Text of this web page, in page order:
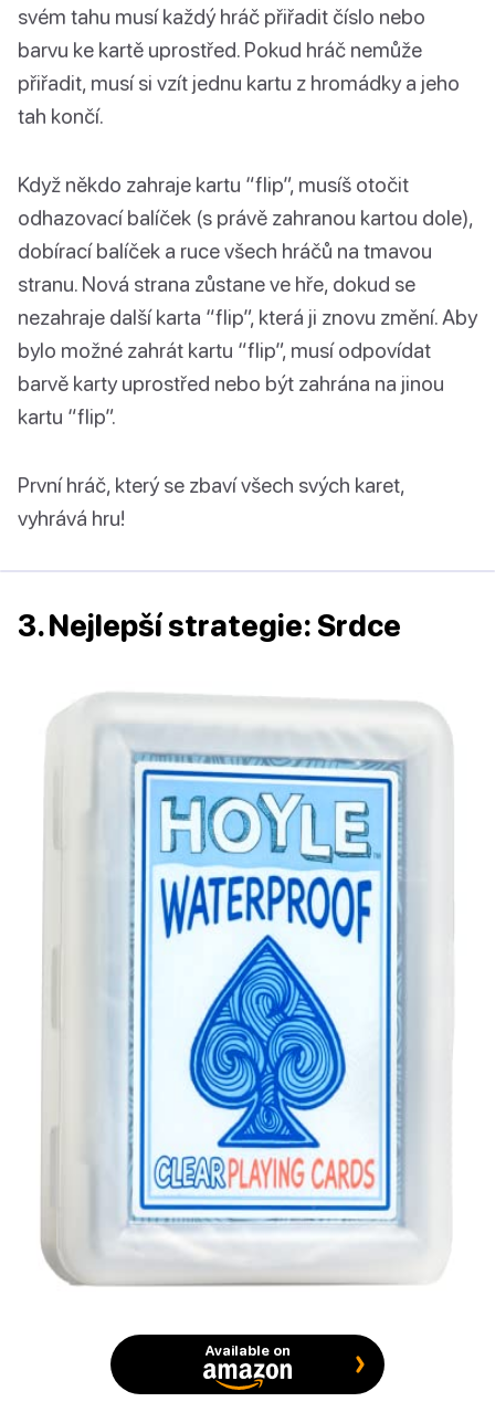
svém tahu musí každý hráč přiřadit číslo nebo
barvu ke kartě uprostřed. Pokud hráč nemůže
přiřadit, musí si vzít jednu kartu z hromádky a jeho
tah končí.
Když někdo zahraje kartu “flip”, musíš otočit
odhazovací balíček (s právě zahranou kartou dole),
dobírací balíček a ruce všech hráčů na tmavou
stranu. Nová strana zůstane ve hře, dokud se
nezahraje další karta “flip”, která ji znovu změní. Aby
bylo možné zahrát kartu “flip”, musí odpovídat
barvě karty uprostřed nebo být zahrána na jinou
kartu “flip”.
První hráč, který se zbaví všech svých karet,
vyhrává hru!
3. Nejlepší strategie: Srdce
Available on